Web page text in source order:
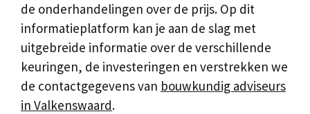
de onderhandelingen over de prijs. Op dit
informatieplatform kan je aan de slag met
uitgebreide informatie over de verschillende
keuringen, de investeringen en verstrekken we
de contactgegevens van bouwkundig adviseurs
in Valkenswaard.